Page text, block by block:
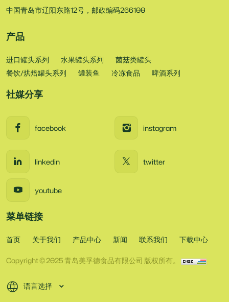
中国青岛市辽阳东路12号，邮政编码266100
产品
进口罐头系列 水果罐头系列
菌菇类罐头
餐饮/烘焙罐头系列
罐装鱼 冷冻食品 啤酒系列
社媒分享
facebook instagram
linkedin twitter
youtube
菜单链接
首页 关于我们 产品中心 新闻 联系我们 下载中心
Copyright © 2025 青岛美孚德食品有限公司 版权所有。
语言选择